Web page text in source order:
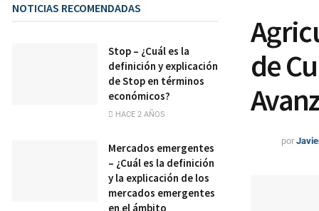
de
por
NOTICIAS RECOMENDADAS
Stop – ¿Cuál es la
definición y explicación
de Stop en términos
económicos?
HACE 2 AÑOS
Mercados emergentes
– ¿Cuál es la definición
y la explicación de los
mercados emergentes
en el ámbito